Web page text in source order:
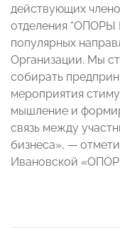
действующих
отделения “ОПОРЫ
популярных
Организации. Мы
собирать
мероприятия
мышление и
связь между
бизнеса», —
Ивановской